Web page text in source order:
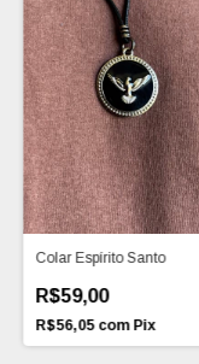
Colar Espírito Santo
R$59,00
R$56,05 com Pix